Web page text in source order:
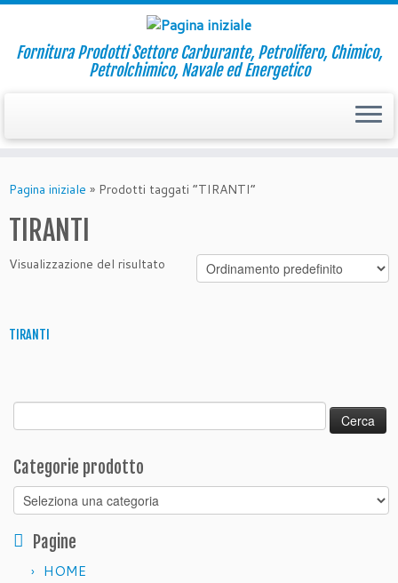
Fornitura Prodotti Settore Carburante, Petrolifero, Chimico,
Petrolchimico, Navale ed Energetico
Pagina iniziale » Prodotti taggati “TIRANTI”
TIRANTI
Visualizzazione del risultato
TIRANTI
Ricerca
per:
Categorie prodotto
Pagine
HOME